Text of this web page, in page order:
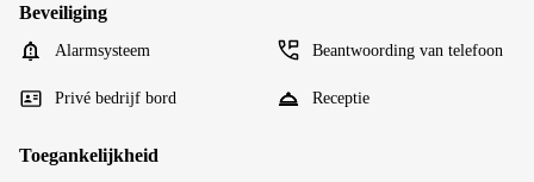
Beveiliging
Alarmsysteem Beantwoording van telefoon
Privé bedrijf bord Receptie
Toegankelijkheid